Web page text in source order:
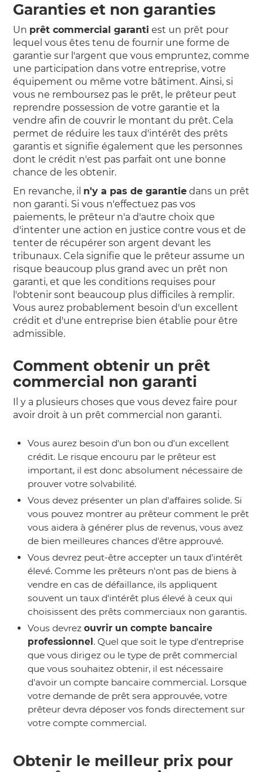
Garanties et non garanties
Un prêt commercial garanti est un prêt pour
lequel vous êtes tenu de fournir une forme de
garantie sur l'argent que vous empruntez, comme
une participation dans votre entreprise, votre
équipement ou même votre bâtiment. Ainsi, si
vous ne remboursez pas le prêt, le prêteur peut
reprendre possession de votre garantie et la
vendre afin de couvrir le montant du prêt. Cela
permet de réduire les taux d'intérêt des prêts
garantis et signifie également que les personnes
dont le crédit n'est pas parfait ont une bonne
chance de les obtenir.
En revanche, il n'y a pas de garantie dans un prêt
non garanti. Si vous n'effectuez pas vos
paiements, le prêteur n'a d'autre choix que
d'intenter une action en justice contre vous et de
tenter de récupérer son argent devant les
tribunaux. Cela signifie que le prêteur assume un
risque beaucoup plus grand avec un prêt non
garanti, et que les conditions requises pour
l'obtenir sont beaucoup plus difficiles à remplir.
Vous aurez probablement besoin d'un excellent
crédit et d'une entreprise bien établie pour être
admissible.
Comment obtenir un prêt
commercial non garanti
Il y a plusieurs choses que vous devez faire pour
avoir droit à un prêt commercial non garanti.
Vous aurez besoin d'un bon ou d'un excellent
crédit. Le risque encouru par le prêteur est
important, il est donc absolument nécessaire de
prouver votre solvabilité.
Vous devez présenter un plan d'affaires solide. Si
vous pouvez montrer au prêteur comment le prêt
vous aidera à générer plus de revenus, vous avez
de bien meilleures chances d'être approuvé.
Vous devrez peut-être accepter un taux d'intérêt
élevé. Comme les prêteurs n'ont pas de biens à
vendre en cas de défaillance, ils appliquent
souvent un taux d'intérêt plus élevé à ceux qui
choisissent des prêts commerciaux non garantis.
Vous devrezouvrir un compte bancaire
professionnel . Quel que soit le type d'entreprise
que vous dirigez ou le type de prêt commercial
que vous souhaitez obtenir, il est nécessaire
d'avoir un compte bancaire commercial. Lorsque
votre demande de prêt sera approuvée, votre
prêteur devra déposer vos fonds directement sur
votre compte commercial.
Obtenir le meilleur prix pour